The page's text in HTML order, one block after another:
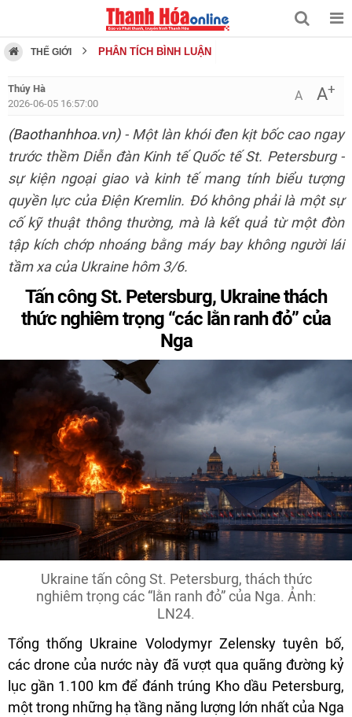
THẾ GIỚI PHÂN TÍCH BÌNH LUẬN
Thúy Hà
2026-06-05 16:57:00
A A+
(Baothanhhoa.vn)- Một làn khói đen kịt bốc cao ngay
trước thềm Diễn đàn Kinh tế Quốc tế St. Petersburg -
sự kiện ngoại giao và kinh tế mang tính biểu tượng
quyền lực của Điện Kremlin. Đó không phải là một sự
cố kỹ thuật thông thường, mà là kết quả từ một đòn
tập kích chớp nhoáng bằng máy bay không người lái
tầm xa của Ukraine hôm 3/6.
Tấn công St. Petersburg, Ukraine thách
thức nghiêm trọng “các lằn ranh đỏ” của
Nga
Ukraine tấn công St. Petersburg, thách thức
nghiêm trọng các “lằn ranh đỏ” của Nga. Ảnh:
LN24.
Tổng thống Ukraine Volodymyr Zelensky tuyên bố,
các drone của nước này đã vượt qua quãng đường kỷ
lục gần 1.100 km để đánh trúng Kho dầu Petersburg,
một trong những hạ tầng năng lượng lớn nhất của Nga